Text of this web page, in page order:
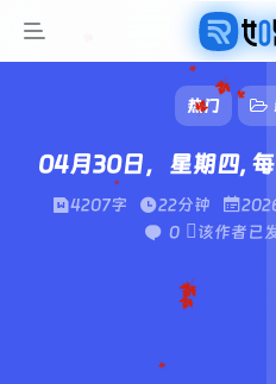
热门
04月30日，星期四,
4207字 22分钟
0
该作者已